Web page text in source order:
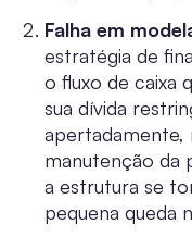
Falha em
estratégia de
o fluxo de caixa
sua dívida
apertadamente,
manutenção da
a estrutura se
pequena queda